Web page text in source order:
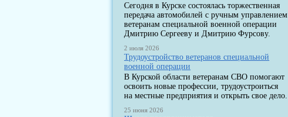
Сегодня в Курске состоялась торжественная
передача автомобилей с ручным управлением
ветеранам специальной военной операции
Дмитрию Сергееву и Дмитрию Фурсову.
2 июля 2026
Трудоустройство ветеранов специальной
военной операции
В Курской области ветеранам СВО помогают
освоить новые профессии, трудоустроиться
на местные предприятия и открыть свое дело.
25 июня 2026